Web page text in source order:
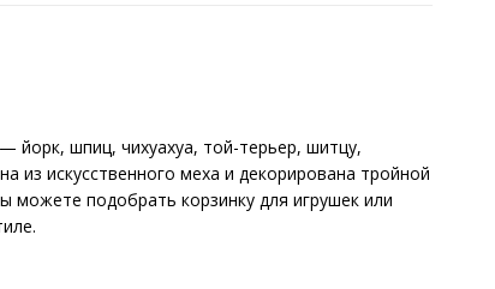
йорк, шпиц, чихуахуа, той-терьер, шитцу,
из искусственного меха и декорирована тройной
подобрать корзинку для игрушек или